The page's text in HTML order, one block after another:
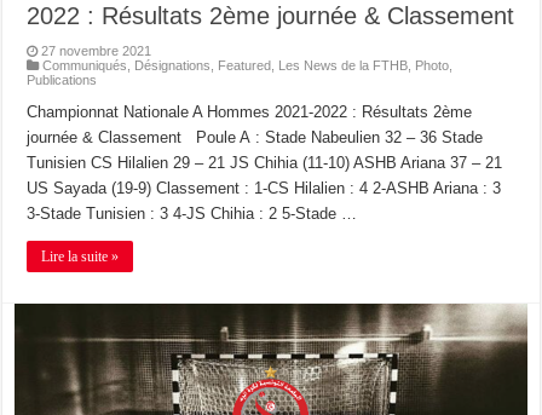
2022 : Résultats 2ème journée & Classement
27 novembre 2021
Communiqués
Désignations Featured Les News de la FTHB Photo
Publications
Championnat Nationale A Hommes 2021-2022 : Résultats 2ème
journée & Classement Poule A : Stade Nabeulien 32 – 36 Stade
Tunisien CS Hilalien 29 – 21 JS Chihia (11-10) ASHB Ariana 37 – 21
US Sayada (19-9) Classement : 1-CS Hilalien : 4 2-ASHB Ariana : 3
3-Stade Tunisien : 3 4-JS Chihia : 2 5-Stade …
Lire la suite »